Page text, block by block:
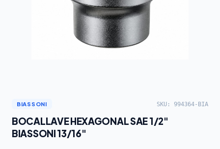
BIASSONI SKU: 994364-BIA
BOCALLAVE HEXAGONAL SAE 1/2"
BIASSONI 13/16"